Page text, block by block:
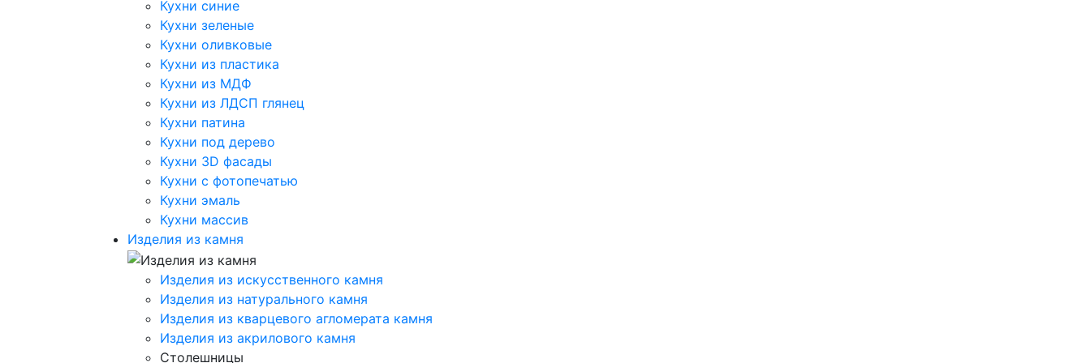
Кухни синие
Кухни зеленые
Кухни оливковые
Кухни из пластика
Кухни из МДФ
Кухни из ЛДСП глянец
Кухни патина
Кухни под дерево
Кухни 3D фасады
Кухни с фотопечатью
Кухни эмаль
Кухни массив
Изделия из камня
Изделия из искусственного камня
Изделия из натурального камня
Изделия из кварцевого агломерата камня
Изделия из акрилового камня
Столешницы